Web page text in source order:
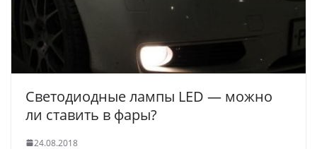
Светодиодные лампы LED — можно
ли ставить в фары?
24.08.2018